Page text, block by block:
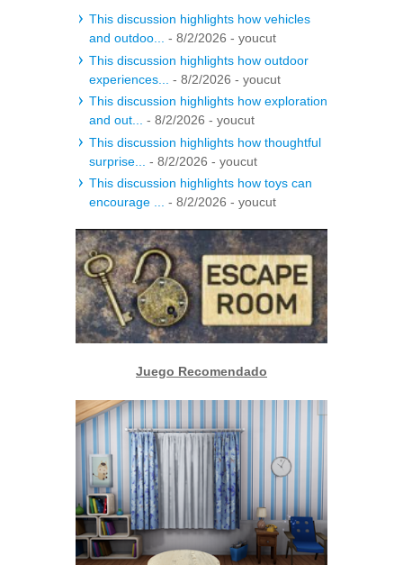
This discussion highlights how vehicles
and outdoo... - 8/2/2026 - youcut
This discussion highlights how outdoor
experiences...
- 8/2/2026 - youcut
This discussion highlights how exploration
and out... - 8/2/2026 - youcut
This discussion highlights how thoughtful
surprise...
- 8/2/2026 - youcut
This discussion highlights how toys can
encourage ... - 8/2/2026 - youcut
Juego Recomendado